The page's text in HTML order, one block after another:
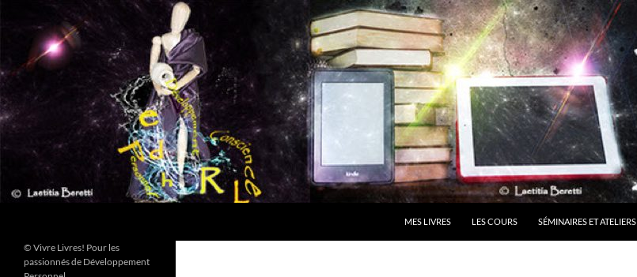
contenu
MES LIVRES LES COURS SÉMINAIRES ET ATELIERS
© Vivre Livres! Pour les
passionnés de Développement